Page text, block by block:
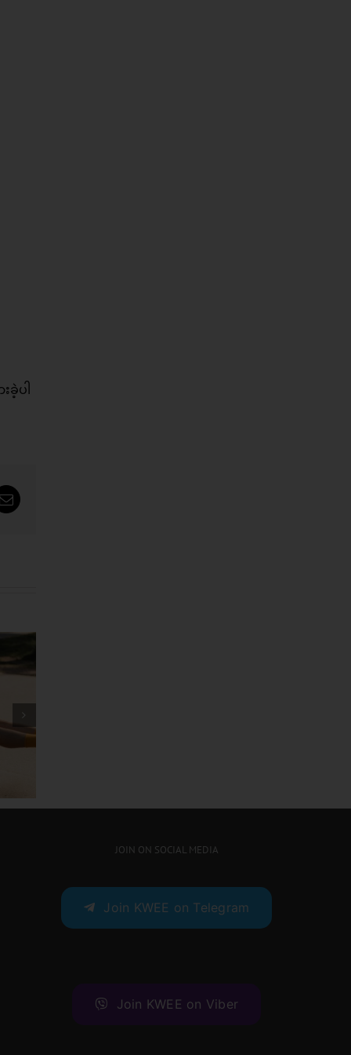
ပါ
Email
းဖ
း
JOIN ON SOCIAL MEDIA
Join KWEE on Telegram
Join KWEE on Viber